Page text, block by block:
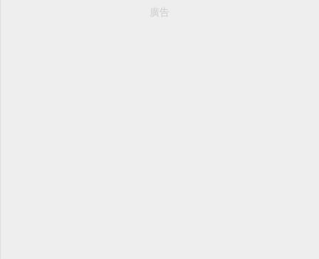
廣告